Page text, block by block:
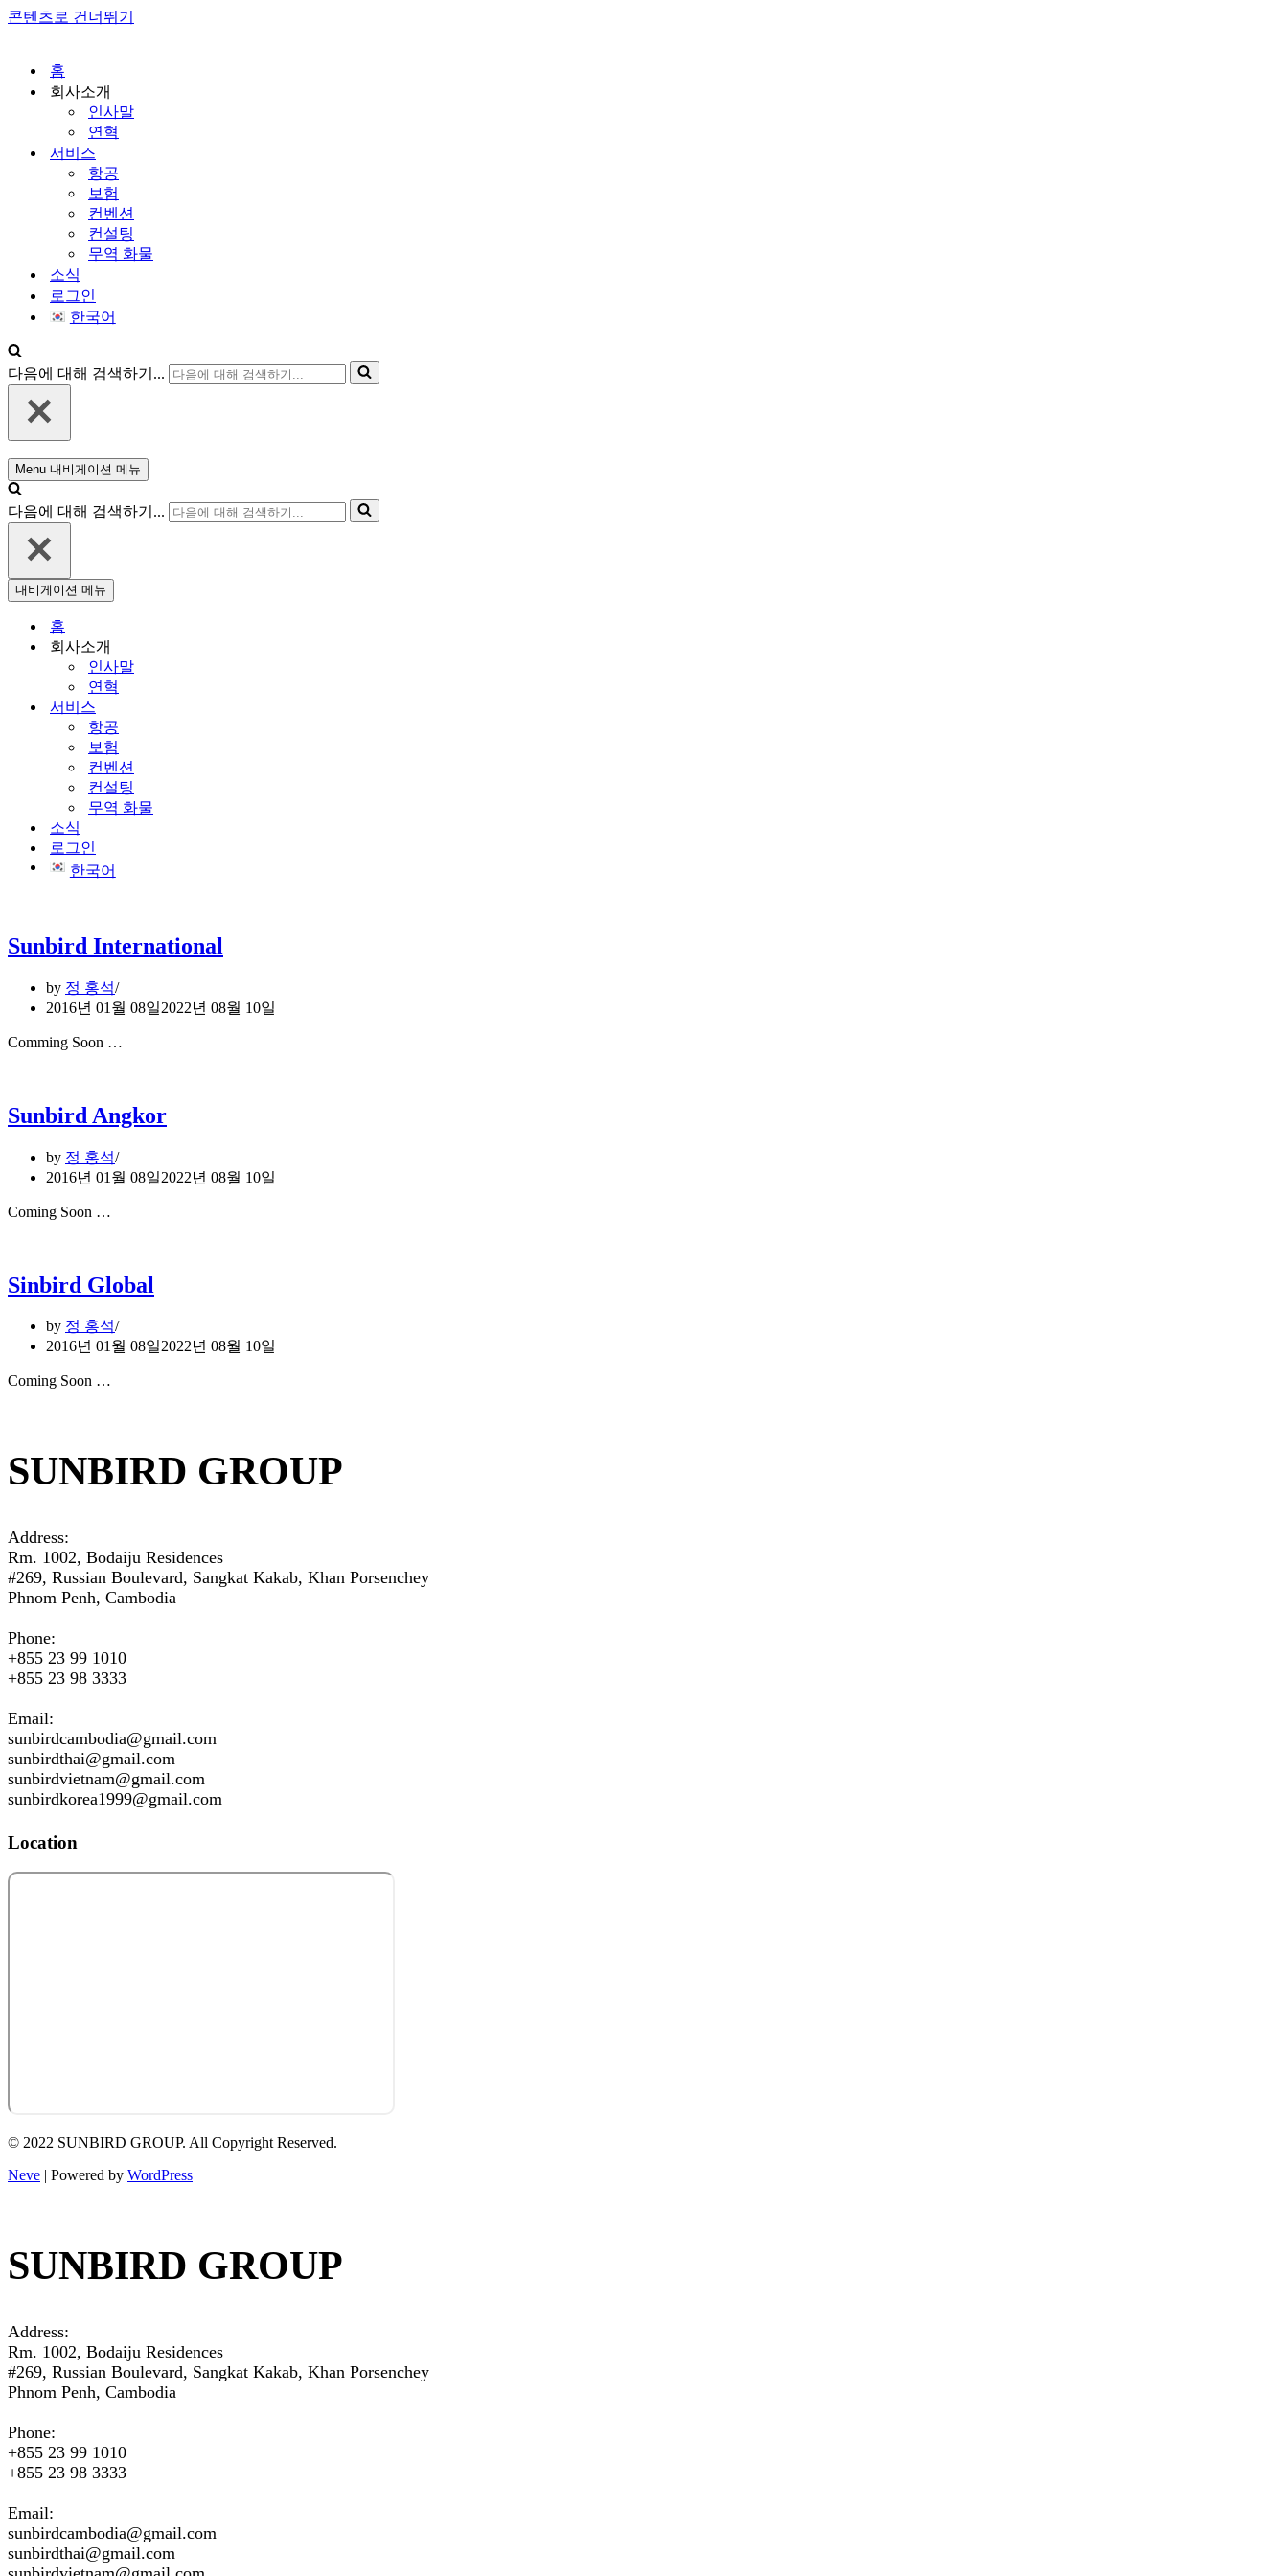
콘텐츠로 건너뛰기
홈
회사소개
인사말
연혁
서비스
항공
보험
컨벤션
컨설팅
무역 화물
소식
로그인
한국어
다음에 대해 검색하기...
Menu 내비게이션 메뉴
다음에 대해 검색하기...
내비게이션 메뉴
홈
회사소개
인사말
연혁
서비스
항공
보험
컨벤션
컨설팅
무역 화물
소식
로그인
한국어
Sunbird International
by 정 홍석
2016년 01월 08일2022년 08월 10일
Comming Soon …
Sunbird Angkor
by 정 홍석
2016년 01월 08일2022년 08월 10일
Coming Soon …
Sinbird Global
by 정 홍석
2016년 01월 08일2022년 08월 10일
Coming Soon …
SUNBIRD GROUP
Address:
Rm. 1002, Bodaiju Residences
#269, Russian Boulevard, Sangkat Kakab, Khan Porsenchey
Phnom Penh, Cambodia
Phone:
+855 23 99 1010
+855 23 98 3333
Email:
sunbirdcambodia@gmail.com
sunbirdthai@gmail.com
sunbirdvietnam@gmail.com
sunbirdkorea1999@gmail.com
Location
© 2022 SUNBIRD GROUP. All Copyright Reserved.
Neve | Powered by WordPress
SUNBIRD GROUP
Address:
Rm. 1002, Bodaiju Residences
#269, Russian Boulevard, Sangkat Kakab, Khan Porsenchey
Phnom Penh, Cambodia
Phone:
+855 23 99 1010
+855 23 98 3333
Email:
sunbirdcambodia@gmail.com
sunbirdthai@gmail.com